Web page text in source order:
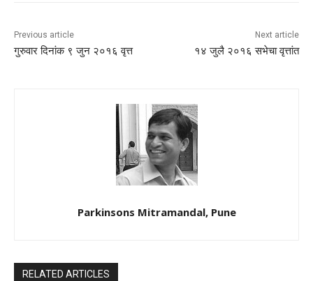
Previous article
गुरुवार दिनांक ९ जुन २०१६ वृत्त
Next article
१४ जुलै २०१६ सभेचा वृत्तांत
Parkinsons Mitramandal, Pune
RELATED ARTICLES